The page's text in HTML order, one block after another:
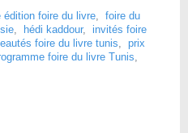
édition foire du livre, foire du
, hédi kaddour, invités foire
foire du livre tunis, prix
foire du livre Tunis,